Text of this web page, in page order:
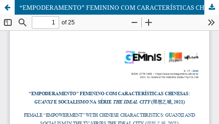
“EMPODERAMENTO” FEMININO COM CARACTERÍSTICAS CHINESAS